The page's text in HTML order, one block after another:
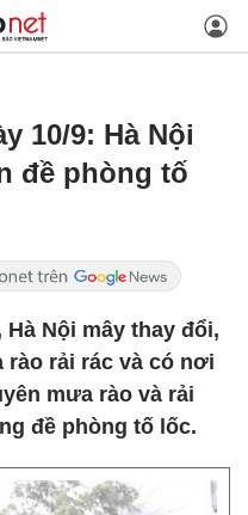
10/9: Hà Nội
đề phòng tố
Nội mây thay đổi,
rào rải rác và có nơi
mưa rào và rải
đề phòng tố lốc.